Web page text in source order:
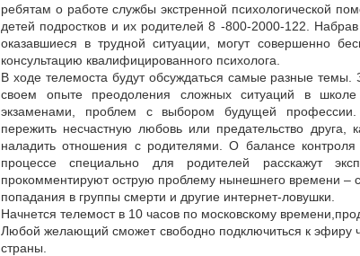
ребятам о работе службы экстренной психологической
детей подростков и их родителей 8 -800-2000-122.
оказавшиеся в трудной ситуации, могут совершенно
консультацию квалифицированного психолога.
В ходе телемоста будут обсуждаться самые разные темы.
своем опыте преодоления сложных ситуаций в
экзаменами, проблем с выбором будущей
пережить несчастную любовь или предательство друга,
наладить отношения с родителями. О балансе
процессе специально для родителей расскажут
прокомментируют острую проблему нынешнего времени –
попадания в группы смерти и другие интернет-ловушки.
Начнется телемост в 10 часов по московскому
Любой желающий сможет свободно подключиться к эфиру
страны.